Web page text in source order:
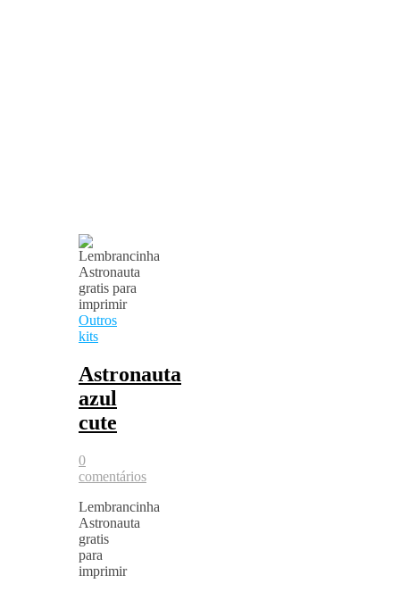
Outros
kits
Astronauta
azul
cute
0
comentários
Lembrancinha
Astronauta
gratis
para
imprimir